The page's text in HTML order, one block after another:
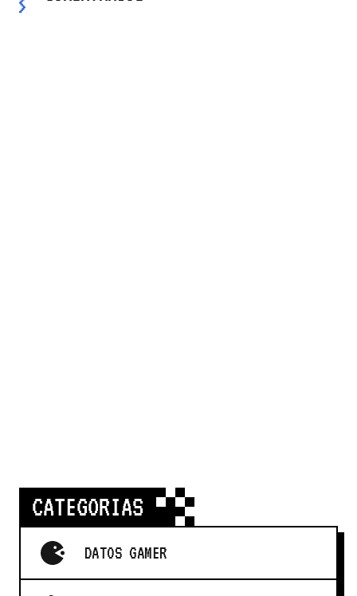
CATEGORIAS
DATOS GAMER